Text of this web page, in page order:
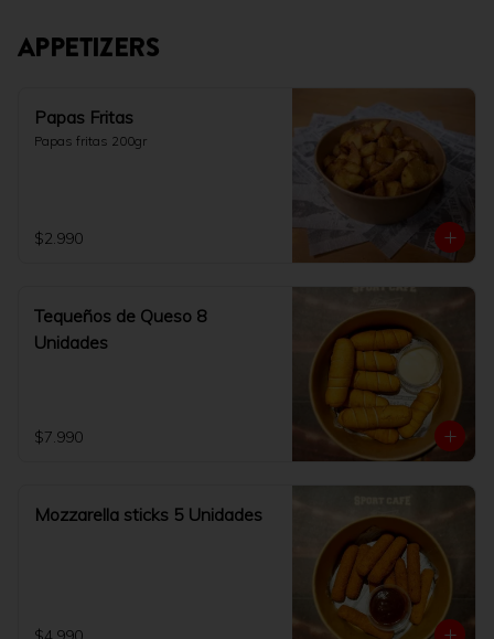
APPETIZERS
Papas Fritas
Papas fritas 200gr
$2.990
Tequeños de Queso 8
Unidades
$7.990
Mozzarella sticks 5 Unidades